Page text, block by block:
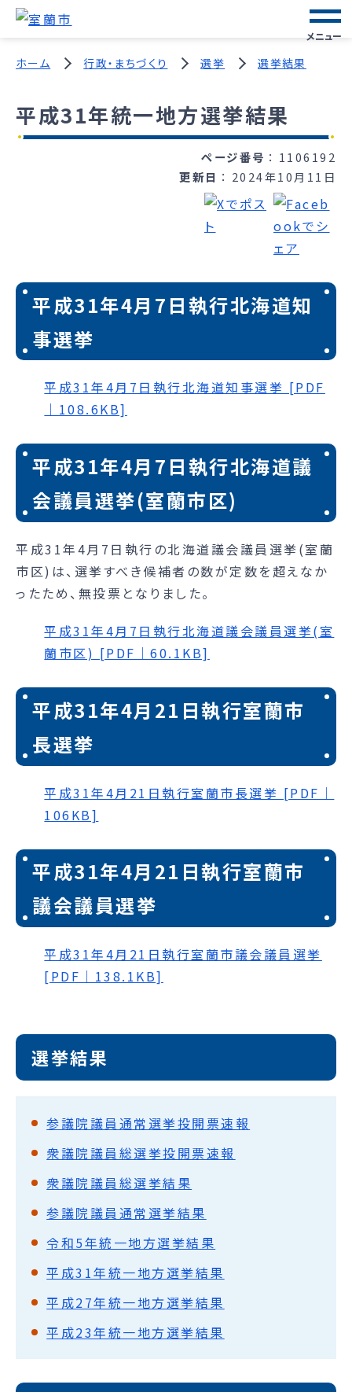
メニュー
ホーム 行政・まちづくり 選挙 選挙結果
平成31年統一地方選挙結果
ページ番号
1106192
更新日
2024年10月11日
平成31年4月7日執行北海道知
事選挙
平成31年4月7日執行北海道知事選挙 [PDF
｜108.6KB]
平成31年4月7日執行北海道議
会議員選挙(室蘭市区)
平成31年4月7日執行の北海道議会議員選挙(室蘭
市区)は、選挙すべき候補者の数が定数を超えなか
ったため、無投票となりました。
平成31年4月7日執行北海道議会議員選挙(室
蘭市区) [PDF｜60.1KB]
平成31年4月21日執行室蘭市
長選挙
平成31年4月21日執行室蘭市長選挙 [PDF｜
106KB]
平成31年4月21日執行室蘭市
議会議員選挙
平成31年4月21日執行室蘭市議会議員選挙
[PDF｜138.1KB]
選挙結果
参議院議員通常選挙投開票速報
衆議院議員総選挙投開票速報
衆議院議員総選挙結果
参議院議員通常選挙結果
令和5年統一地方選挙結果
平成31年統一地方選挙結果
平成27年統一地方選挙結果
平成23年統一地方選挙結果